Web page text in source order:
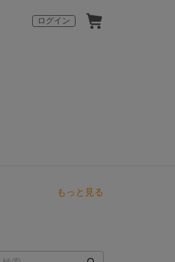
ログイン
もっと見る